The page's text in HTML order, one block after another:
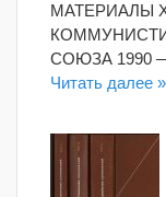
МАТЕРИАЛЫ
СОЮЗА 1990 —
Читать далее »